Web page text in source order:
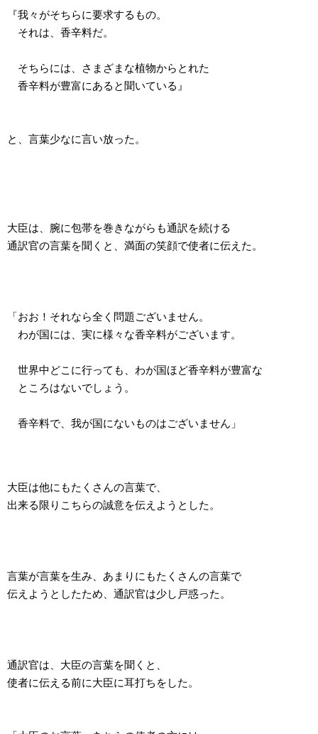
『我々がそちらに要求するもの。
それは、香辛料だ。
そちらには、さまざまな植物からとれた
香辛料が豊富にあると聞いている』
と、言葉少なに言い放った。
大臣は、腕に包帯を巻きながらも通訳を続ける
通訳官の言葉を聞くと、満面の笑顔で使者に伝えた。
「おお！それなら全く問題ございません。
わが国には、実に様々な香辛料がございます。
世界中どこに行っても、わが国ほど香辛料が豊富な
ところはないでしょう。
香辛料で、我が国にないものはございません」
大臣は他にもたくさんの言葉で、
出来る限りこちらの誠意を伝えようとした。
言葉が言葉を生み、あまりにもたくさんの言葉で
伝えようとしたため、通訳官は少し戸惑った。
通訳官は、大臣の言葉を聞くと、
使者に伝える前に大臣に耳打ちをした。